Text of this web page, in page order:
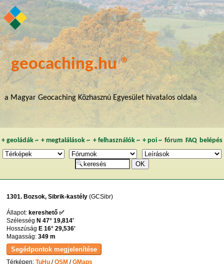
geocaching.hu ®
a Magyar Geocaching Közhasznú Egyesület hivatalos oldala
+ geoládák~ +megtalálások ~ + felhasználók~ + poi~ fórum FAQ belépés
1301. Bozsok, Sibrik-kastély (GCSibr)
Állapot:kereshető ✅
SzélességN 47° 19,814'
HosszúságE 16° 29,536'
Magasság:349 m
Térképen:TuHu /OSM /GMaps